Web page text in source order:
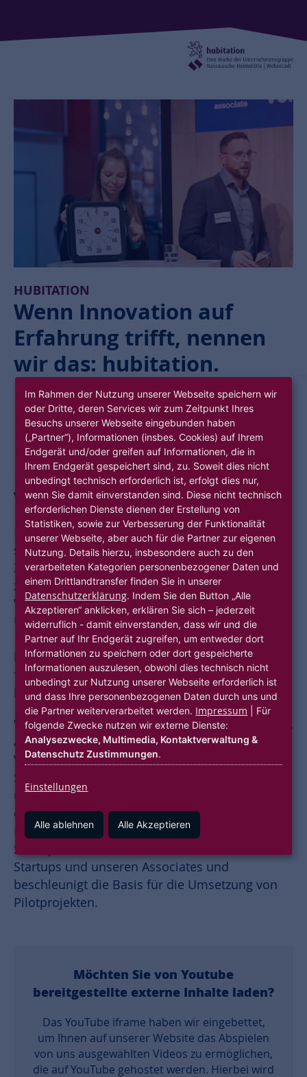
HUBITATION
Wenn Innovation auf
Erfahrung trifft, nennen
wir das: hubitation.
Eine neue Heimat für innovative
Wohnthemen.
Die Welt verändert sich und mit ihr verändern
sich die Erwartungen der Menschen an ihr
Zuhause. Als ein wichtiger und
zukunftsorientierter Akteur in der
Wohnungswirtschaft hat die
Unternehmensgruppe Nassauische Heimstätte
| Wohnstadt das erkannt. Und verstanden, dass
langjährige Erfahrung in Kombination mit
frischen Ideen viel bewegt. Aus diesem Grund
haben wir hubitation gegründet.
Wir verstehen unseren Accelerator als einen Ort,
an dem die Stärken von etablierten
Wohnungsunternehmen und innovativen
Startups gebündelt werden. Gemeinsam in
unserem Netzwerk der hubitation Associates
denken wir Wohnthemen neu und treiben
Innovation voran. Bei unserem jährlichen
Startup-Contest initieren wir Kontakte zwischen
Startups und unseren Associates und
beschleunigt die Basis für die Umsetzung von
Pilotprojekten.
Möchten Sie von Youtube
bereitgestellte externe Inhalte laden?
Das YouTube iframe haben wir eingebettet,
um Ihnen auf unserer Website das Abspielen
von uns ausgewählten Videos zu ermöglichen,
die auf YouTube gehostet werden. Hierbei wird
Im Rahmen der Nutzung unserer Webseite speichern wir
oder Dritte, deren Services wir zum Zeitpunkt Ihres
Besuchs unserer Webseite eingebunden haben
(„Partner“), Informationen (insbes. Cookies) auf Ihrem
Endgerät und/oder greifen auf Informationen, die in
Ihrem Endgerät gespeichert sind, zu. Soweit dies nicht
unbedingt technisch erforderlich ist, erfolgt dies nur,
wenn Sie damit einverstanden sind. Diese nicht technisch
erforderlichen Dienste dienen der Erstellung von
Statistiken, sowie zur Verbesserung der Funktionalität
unserer Webseite, aber auch für die Partner zur eigenen
Nutzung. Details hierzu, insbesondere auch zu den
verarbeiteten Kategorien personenbezogener Daten und
einem Drittlandtransfer finden Sie in unserer
Datenschutzerklärung. Indem Sie den Button „Alle
Akzeptieren“ anklicken, erklären Sie sich – jederzeit
widerruflich - damit einverstanden, dass wir und die
Partner auf Ihr Endgerät zugreifen, um entweder dort
Informationen zu speichern oder dort gespeicherte
Informationen auszulesen, obwohl dies technisch nicht
unbedingt zur Nutzung unserer Webseite erforderlich ist
und dass Ihre personenbezogenen Daten durch uns und
die Partner weiterverarbeitet werden. Impressum | Für
folgende Zwecke nutzen wir externe Dienste:
Analysezwecke, Multimedia, Kontaktverwaltung &
Datenschutz Zustimmungen.
Einstellungen
Alle ablehnen Alle Akzeptieren